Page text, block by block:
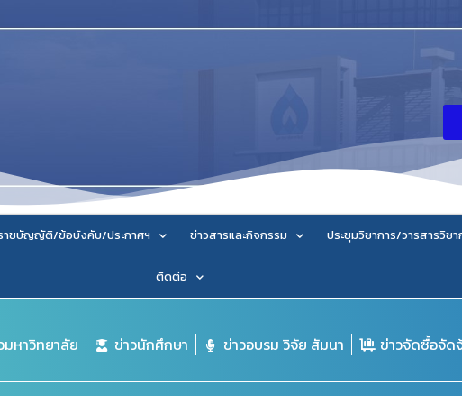
าชบัญญัติ/ข้อบังคับ/ประกาศฯ ข่าวสารและกิจกรรม ประชุมวิชาการ/วารสารวิชา
ติดต่อ
มหาวิทยาลัย ข่าวนักศึกษา ข่าวอบรม วิจัย สัมนา ข่าวจัดซื้อจัด